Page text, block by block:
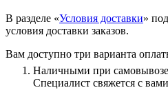
В разделе «Условия доставки»
условия доставки заказов.
Вам доступно три варианта
Наличными при самовывозе
Специалист свяжется с